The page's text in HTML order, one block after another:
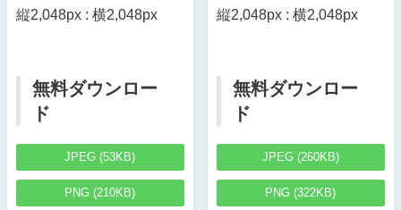
縦2,048px : 横2,048px
無料ダウンロー
ド
JPEG (53KB)
PNG (210KB)
縦2,048px : 横2,048px
無料ダウンロー
ド
JPEG (260KB)
PNG (322KB)